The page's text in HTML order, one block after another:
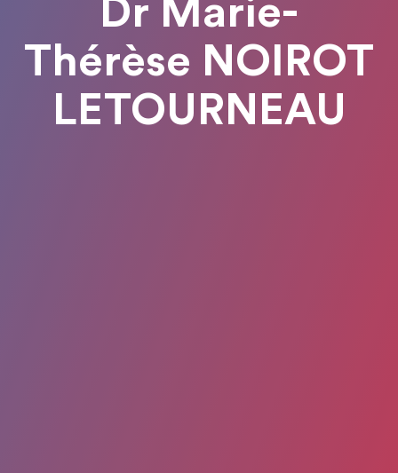
Dr Marie-
Thérèse NOIROT
LETOURNEAU